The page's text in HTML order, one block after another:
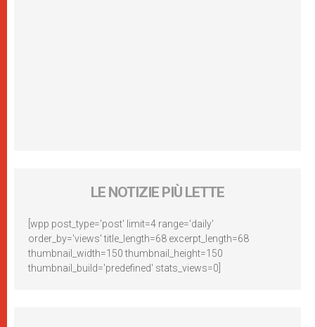
LE NOTIZIE PIÙ LETTE
[wpp post_type='post' limit=4 range='daily'
order_by='views' title_length=68 excerpt_length=68
thumbnail_width=150 thumbnail_height=150
thumbnail_build='predefined' stats_views=0]